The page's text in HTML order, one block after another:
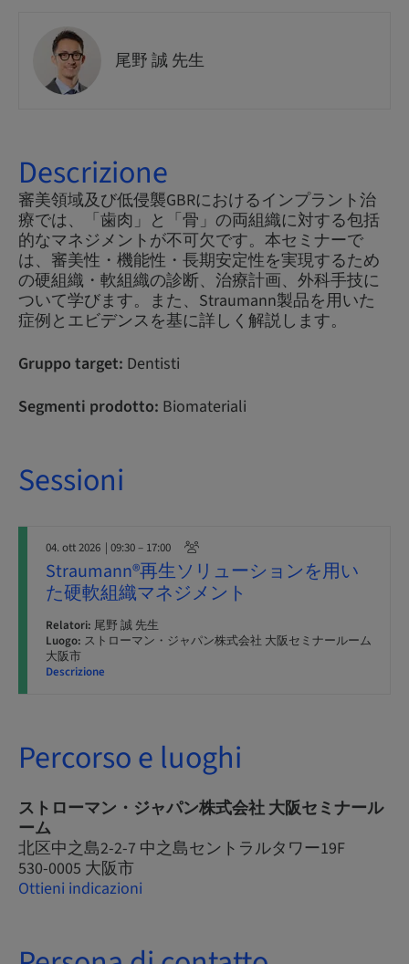
尾野 誠 先生
Descrizione
審美領域及び低侵襲GBRにおけるインプラント治
療では、「歯肉」と「骨」の両組織に対する包括
的なマネジメントが不可欠です。本セミナーで
は、審美性・機能性・長期安定性を実現するため
の硬組織・軟組織の診断、治療計画、外科手技に
ついて学びます。また、Straumann製品を用いた
症例とエビデンスを基に詳しく解説します。
Gruppo target: Dentisti
Segmenti prodotto: Biomateriali
Sessioni
04. ott 2026 | 09:30 – 17:00
Straumann®再生ソリューションを用い
た硬軟組織マネジメント
Relatori: 尾野 誠 先生
Luogo: ストローマン・ジャパン株式会社 大阪セミナールーム
大阪市
Descrizione
Percorso e luoghi
ストローマン・ジャパン株式会社 大阪セミナール
ーム
北区中之島2-2-7 中之島セントラルタワー19F
530-0005 大阪市
Ottieni indicazioni